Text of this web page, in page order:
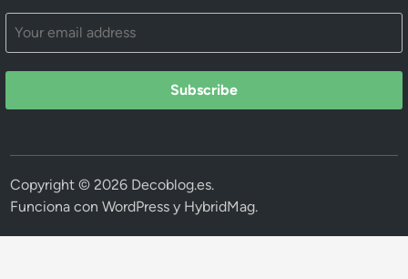
Subscribe
Copyright © 2026 Decoblog.es.
Funciona conWordPress y HybridMag.